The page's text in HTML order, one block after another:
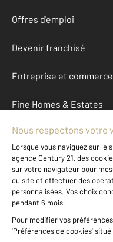
Offres d'emploi
Devenir franchisé
Entreprise et commerce
Fine Homes & Estates
À propos
International
Nous contacter